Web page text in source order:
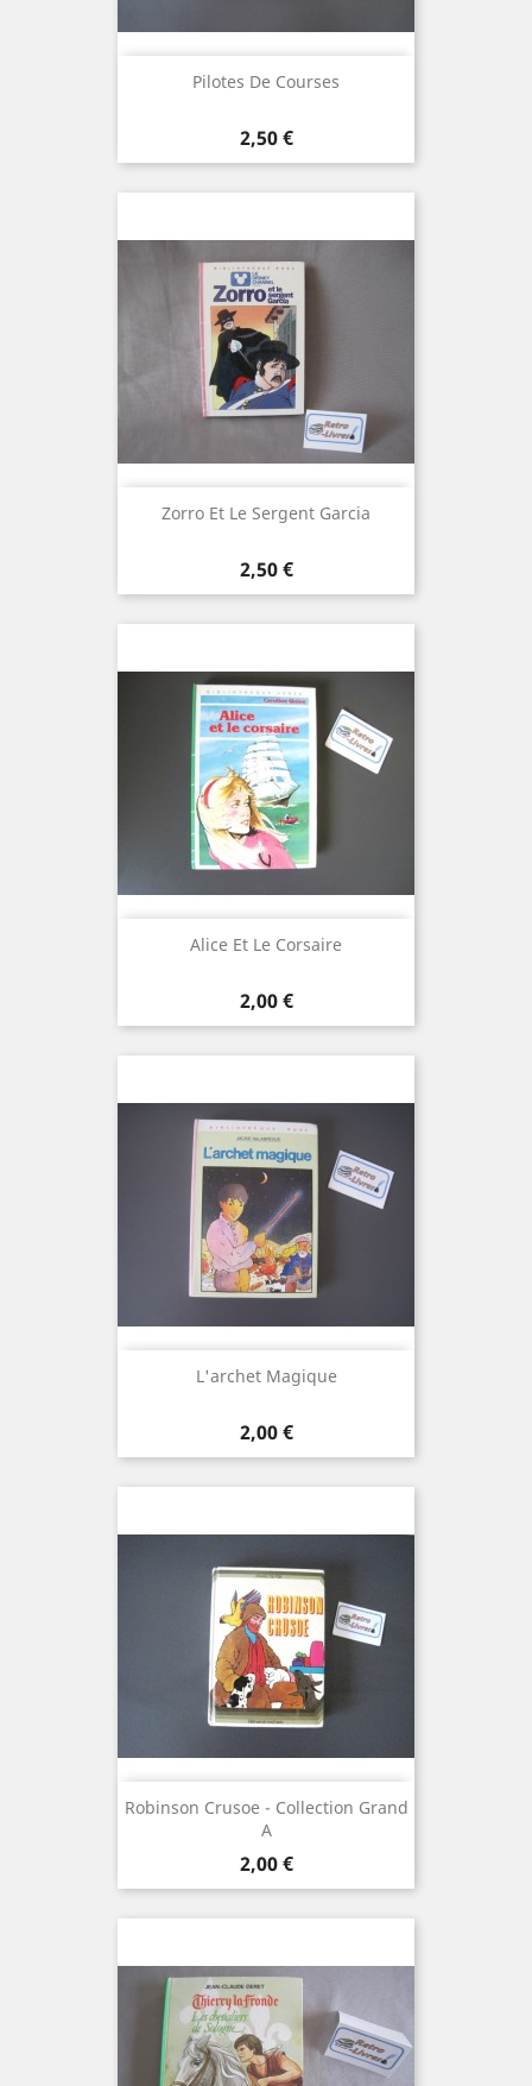
Pilotes De Courses
Prix
2,50 €
Zorro Et Le Sergent Garcia
Prix
2,50 €
Alice Et Le Corsaire
Prix
2,00 €
L'archet Magique
Prix
2,00 €
Robinson Crusoe - Collection Grand
A
Prix
2,00 €